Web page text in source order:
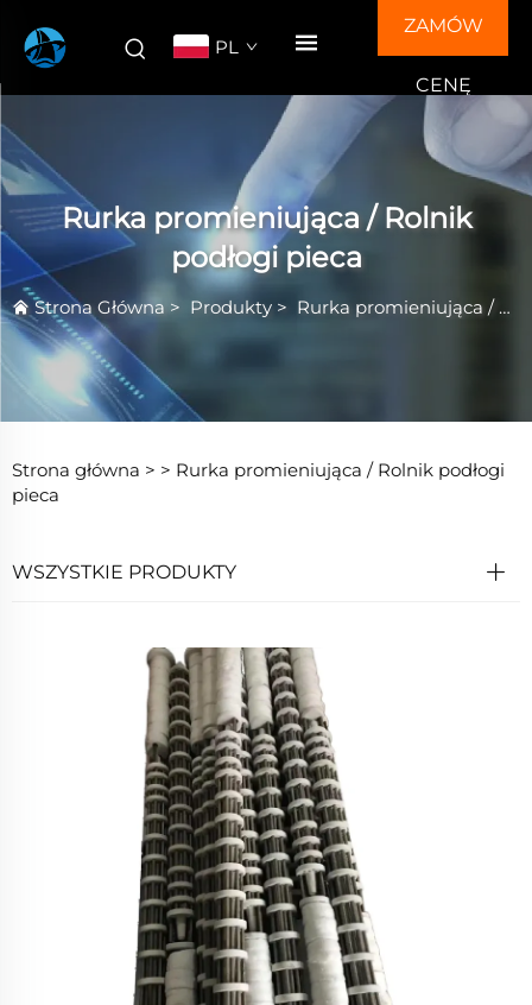
PL
ZAMÓW
CENĘ
Rurka promieniująca / Rolnik
podłogi pieca
Strona Główna > Produkty > Rurka promieniująca / Rolnik podłogi pieca
Strona główna > > Rurka promieniująca / Rolnik podłogi
pieca
WSZYSTKIE PRODUKTY